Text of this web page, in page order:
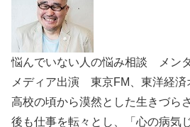
悩んでいない人の悩み相談 メン
メディア出演 東京FM、東洋経済
高校の頃から漠然とした生きづら
後も仕事を転々とし、「心の病気